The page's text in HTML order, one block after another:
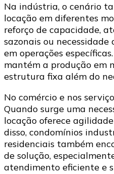
Na indústria, o cenário
locação em diferentes
reforço de capacidade,
sazonais ou
em operações
mantém a produção em
estrutura fixa além do
No comércio e nos
Quando surge uma
locação oferece
disso, condomínios
residenciais também
de solução,
atendimento eficiente e